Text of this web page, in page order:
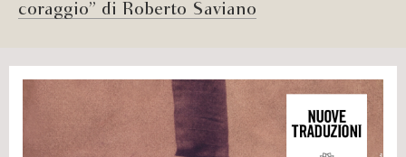
coraggio” di Roberto Saviano